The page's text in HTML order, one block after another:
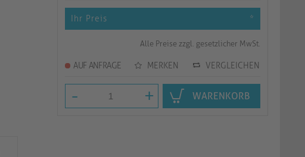
Ihr Preis *
Alle Preise zzgl. gesetzlicher MwSt.
AUF ANFRAGE MERKEN VERGLEICHEN
- + WARENKORB